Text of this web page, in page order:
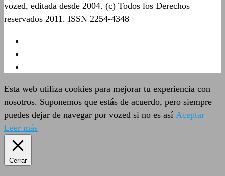
vozed, editada desde 2004. (c) Todos los Derechos
reservados 2011. ISSN 2254-4348
Esta web utiliza cookies para mejorar tu experiencia con
nosotros. Suponemos que estás de acuerdo, pero siempre
puedes dejar de navegar por vozed si no es así Aceptar
Leer más
Cerrar